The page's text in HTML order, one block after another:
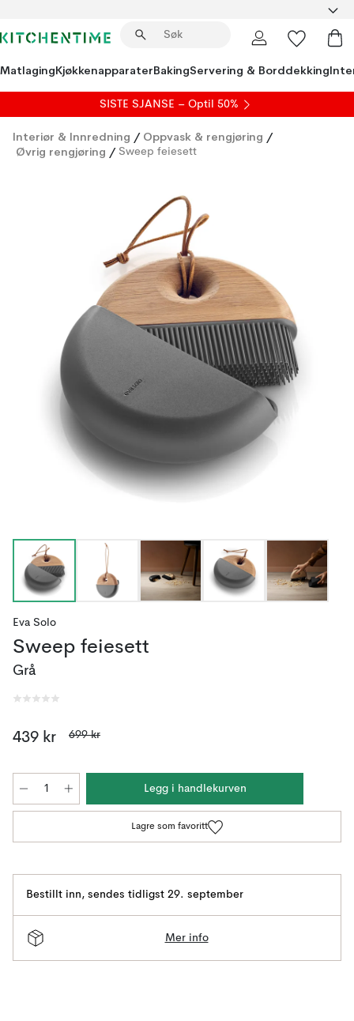
MatlagingKjøkkenapparaterBakingServering & Borddekking
SISTE SJANSE – Optil 50%
Interiør & Innredning / Oppvask & rengjøring /
Øvrig rengjøring / Sweep feiesett
Eva Solo
Sweep feiesett
Grå
439 kr 699 kr
Legg i handlekurven
Lagre som favoritt
Bestillt inn, sendes tidligst 29. september
Mer info